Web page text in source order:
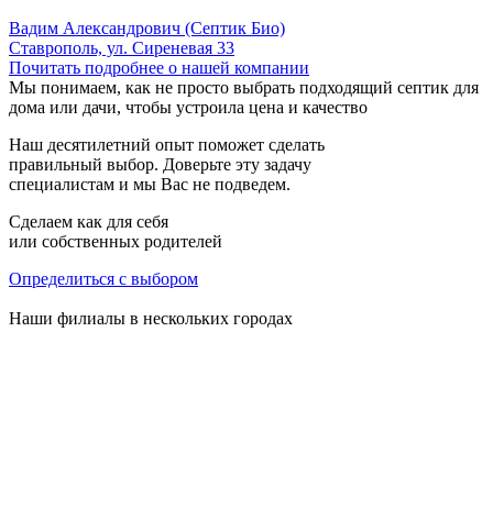
Вадим Александрович (Септик Био)
Ставрополь, ул. Сиреневая 33
Почитать подробнее о нашей компании
Мы понимаем, как не просто выбрать подходящий септик для
дома или дачи, чтобы устроила цена и качество
Наш десятилетний опыт поможет сделать
правильный выбор. Доверьте эту задачу
специалистам и мы Вас не подведем.
Сделаем как для себя
или собственных родителей
Определиться с выбором
Наши филиалы в нескольких городах